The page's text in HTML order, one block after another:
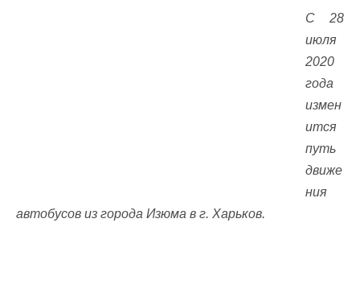
C 28
июля
2020
года
измен
ится
путь
движе
ния
автобусов из города Изюма в г. Харьков.